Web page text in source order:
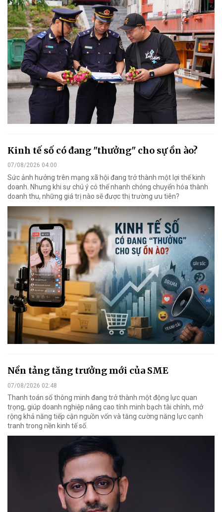
Kinh tế số có đang "thưởng" cho sự ồn ào?
07/08/2026 04:00
Sức ảnh hưởng trên mạng xã hội đang trở thành một lợi thế kinh
doanh. Nhưng khi sự chú ý có thể nhanh chóng chuyển hóa thành
doanh thu, những giá trị nào sẽ được thị trường ưu tiên?
Nền tảng tăng trưởng mới của SME
07/08/2026 02:48
Thanh toán số thông minh đang trở thành một động lực quan
trọng, giúp doanh nghiệp nâng cao tính minh bạch tài chính, mở
rộng khả năng tiếp cận nguồn vốn và tăng cường năng lực cạnh
tranh trong nền kinh tế số.